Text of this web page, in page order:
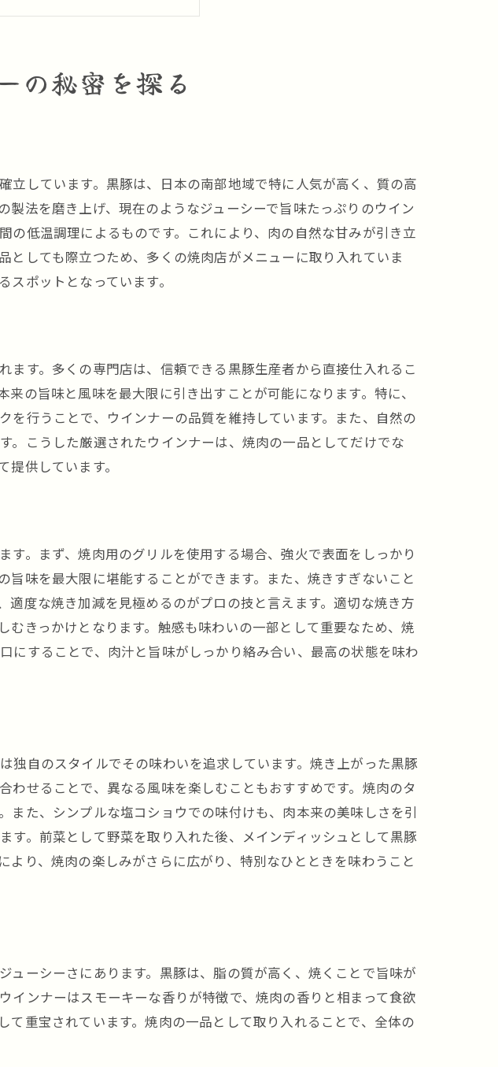
食べ方
ウインナー
常識を変える瞬間
調理法
み合わせ
新しい楽しみ方
インナー
ウインナーの至福
ンの夢
ーの美味しさ
ンナー店
倍増させる
の魅力
しむ方法
ンナーのお店
なハーモニー
インナーの新たな楽しみ方
黒川駅へ
ーの秘密
る
ナーの新境地
ナーの美味しさ
ンナーの人気店
焼肉の融合
インナーの衝撃
ーの美味しさ
の秘密を探る
しています。黒豚は、日本の南部地域で特に人気が高く、質の高
法を磨き上げ、現在のようなジューシーで旨味たっぷりのウイン
低温調理によるものです。これにより、肉の自然な甘みが引き立
しても際立つため、多くの焼肉店がメニューに取り入れていま
ポットとなっています。
す。多くの専門店は、信頼できる黒豚生産者から直接仕入れるこ
の旨味と風味を最大限に引き出すことが可能になります。特に、
行うことで、ウインナーの品質を維持しています。また、自然の
こうした厳選されたウインナーは、焼肉の一品としてだけでな
供しています。
。まず、焼肉用のグリルを使用する場合、強火で表面をしっかり
味を最大限に堪能することができます。また、焼きすぎないこと
度な焼き加減を見極めるのがプロの技と言えます。適切な焼き方
きっかけとなります。触感も味わいの一部として重要なため、焼
にすることで、肉汁と旨味がしっかり絡み合い、最高の状態を味わ
自のスタイルでその味わいを追求しています。焼き上がった黒豚
せることで、異なる風味を楽しむこともおすすめです。焼肉のタ
た、シンプルな塩コショウでの味付けも、肉本来の美味しさを引
。前菜として野菜を取り入れた後、メインディッシュとして黒豚
り、焼肉の楽しみがさらに広がり、特別なひとときを味わうこと
ーシーさにあります。黒豚は、脂の質が高く、焼くことで旨味が
ンナーはスモーキーな香りが特徴で、焼肉の香りと相まって食欲
重宝されています。焼肉の一品として取り入れることで、全体の